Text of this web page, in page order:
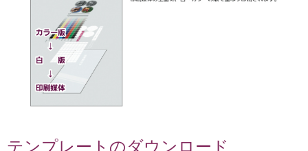
テンプレートのダウンロード